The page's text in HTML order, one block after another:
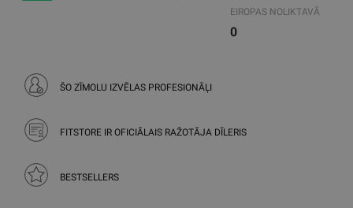
EIROPAS NOLIKTAVĀ
0
ŠO ZĪMOLU IZVĒLAS PROFESIONĀĻI
FITSTORE IR OFICIĀLAIS RAŽOTĀJA DĪLERIS
BESTSELLERS